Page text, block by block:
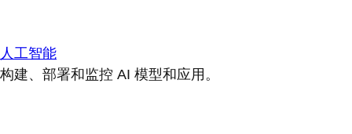
人工智能
构建、部署和监控 AI 模型和应用。